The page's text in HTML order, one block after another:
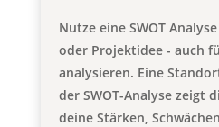
Nutze eine SWOT
oder Projektidee - auch
analysieren. Eine
der SWOT-Analyse zeigt
deine Stärken,